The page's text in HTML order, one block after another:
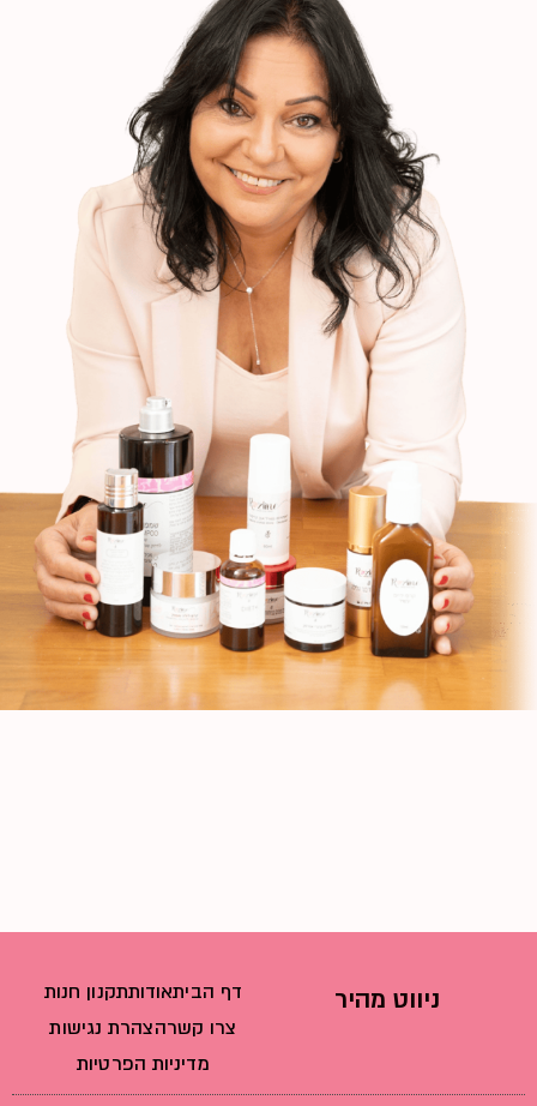
ניווט מהיר דף הביתאודותתקנון חנות
צרו קשרהצהרת נגישות
מדיניות הפרטיות